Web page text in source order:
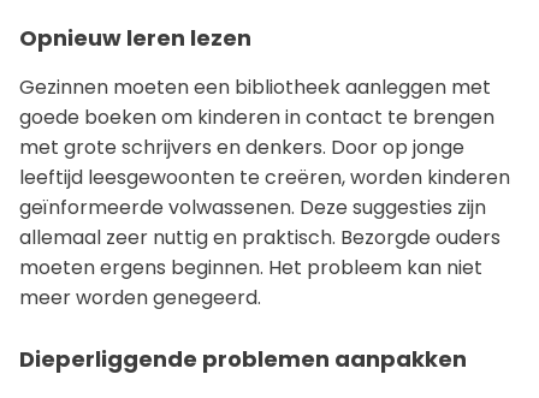
Opnieuw leren lezen
Gezinnen moeten een bibliotheek aanleggen met
goede boeken om kinderen in contact te brengen
met grote schrijvers en denkers. Door op jonge
leeftijd leesgewoonten te creëren, worden kinderen
geïnformeerde volwassenen. Deze suggesties zijn
allemaal zeer nuttig en praktisch. Bezorgde ouders
moeten ergens beginnen. Het probleem kan niet
meer worden genegeerd.
Dieperliggende problemen aanpakken